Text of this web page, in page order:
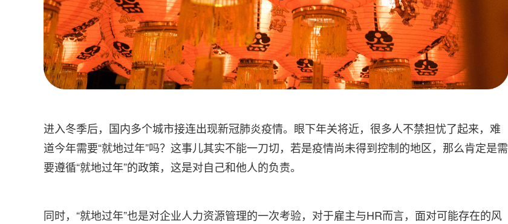
进入冬季后，国内多个城市接连出现新冠肺炎疫情。眼下年关将近，很多人不禁担忧了起来，难
道今年需要“就地过年”吗？这事儿其实不能一刀切，若是疫情尚未得到控制的地区，那么肯定是需
要遵循“就地过年”的政策，这是对自己和他人的负责。
同时，“就地过年”也是对企业人力资源管理的一次考验，对于雇主与HR而言，面对可能存在的风